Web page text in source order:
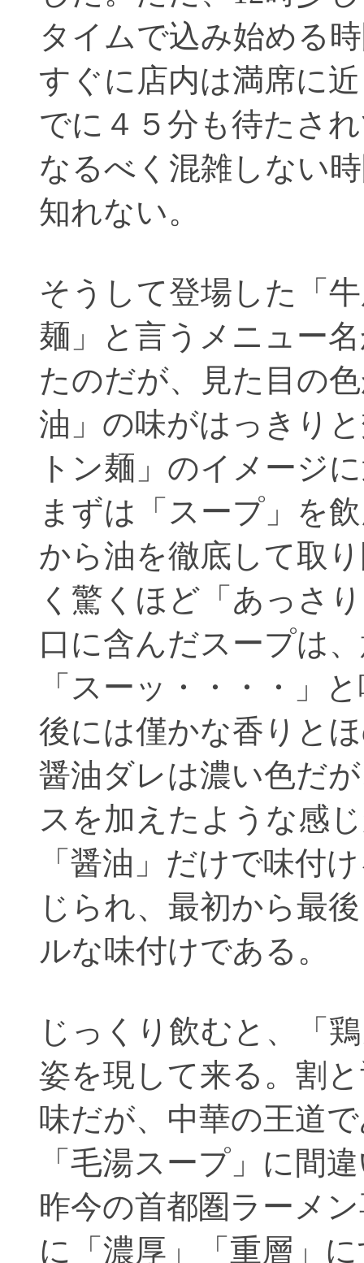
タイムで込み始める
すぐに店内は満席に
でに４５分も待たさ
なるべく混雑しない
知れない。
そうして登場した「
麺」と言うメニュー
たのだが、見た目の
油」の味がはっきり
トン麺」のイメージ
まずは「スープ」を
から油を徹底して取
く驚くほど「あっさ
口に含んだスープは
「スーッ・・・・」
後には僅かな香りと
醤油ダレは濃い色だ
スを加えたような感
「醤油」だけで味付
じられ、最初から最
ルな味付けである。
じっくり飲むと、「
姿を現して来る。割
味だが、中華の王道
「毛湯スープ」に間
昨今の首都圏ラーメ
に「濃厚」「重層」